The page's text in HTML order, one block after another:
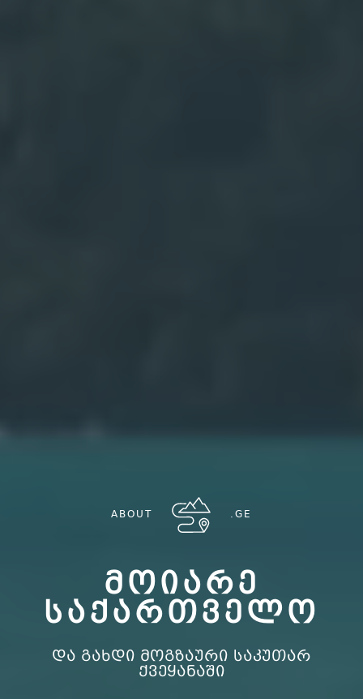
ABOUT .GE
ᲛᲝᲘᲐᲠᲔ
ᲡᲐᲥᲐᲠᲗᲕᲔᲚᲝ
და გახდი მოგზაური საკუთარ
ქვეყანაში